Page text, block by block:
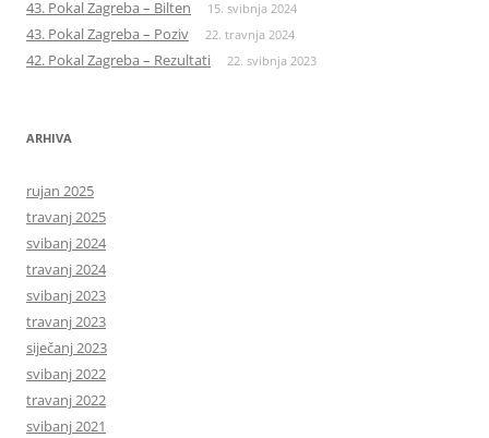
43. Pokal Zagreba – Bilten 15. svibnja 2024
43. Pokal Zagreba – Poziv 22. travnja 2024
42. Pokal Zagreba – Rezultati 22. svibnja 2023
ARHIVA
rujan 2025
travanj 2025
svibanj 2024
travanj 2024
svibanj 2023
travanj 2023
siječanj 2023
svibanj 2022
travanj 2022
svibanj 2021